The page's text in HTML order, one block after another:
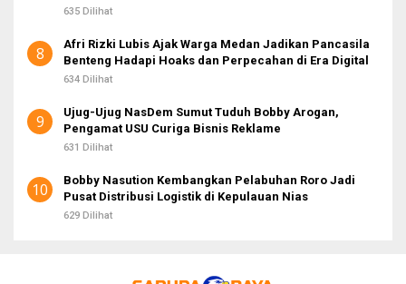
635 Dilihat
8
Afri Rizki Lubis Ajak Warga Medan Jadikan Pancasila
Benteng Hadapi Hoaks dan Perpecahan di Era Digital
634 Dilihat
9
Ujug-Ujug NasDem Sumut Tuduh Bobby Arogan,
Pengamat USU Curiga Bisnis Reklame
631 Dilihat
10
Bobby Nasution Kembangkan Pelabuhan Roro Jadi
Pusat Distribusi Logistik di Kepulauan Nias
629 Dilihat